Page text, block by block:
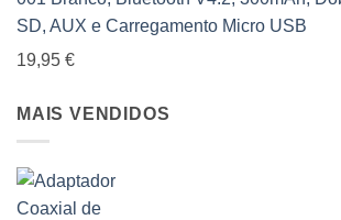
SD, AUX e Carregamento Micro USB
19,95 €
MAIS VENDIDOS